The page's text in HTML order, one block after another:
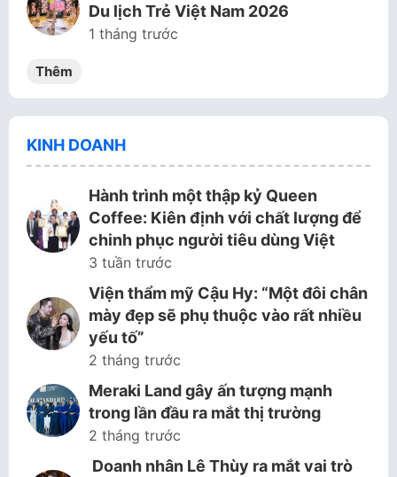
Du lịch Trẻ Việt Nam 2026
1 tháng trước
Thêm
KINH DOANH
Hành trình một thập kỷ Queen
Coffee: Kiên định với chất lượng để
chinh phục người tiêu dùng Việt
3 tuần trước
Viện thẩm mỹ Cậu Hy: “Một đôi chân
mày đẹp sẽ phụ thuộc vào rất nhiều
yếu tố”
2 tháng trước
Meraki Land gây ấn tượng mạnh
trong lần đầu ra mắt thị trường
2 tháng trước
Doanh nhân Lê Thùy ra mắt vai trò